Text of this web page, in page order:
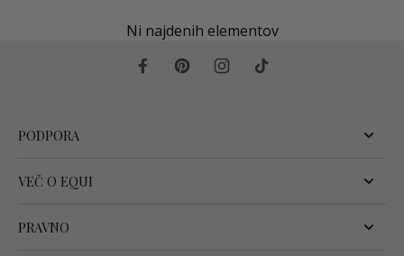
Ni najdenih elementov
PODPORA
VEČ O EQUI
PRAVNO